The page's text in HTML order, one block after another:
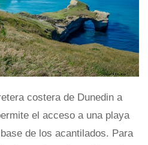
costera de Dunedin a
el acceso a una playa
de los acantilados. Para